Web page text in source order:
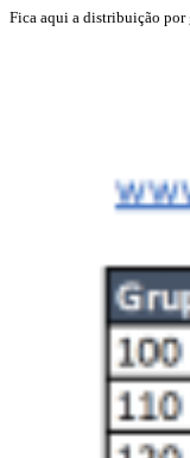
Fica aqui a distribuição por